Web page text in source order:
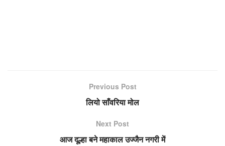
Previous Post
लियो साँवरिया मोल
Next Post
आज दूल्हा बने महाकाल उज्जैन नगरी में